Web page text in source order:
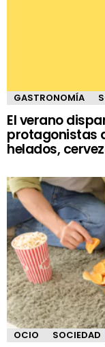
GASTRONOMÍA
El verano
protagonistas
helados,
OCIO SOCIEDAD